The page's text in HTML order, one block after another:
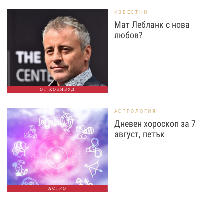
ОТ ХОЛИВУД
ИЗВЕСТНИ
Мат Лебланк с нова
любов?
АСТРО
АСТРОЛОГИЯ
Дневен хороскоп за 7
август, петък